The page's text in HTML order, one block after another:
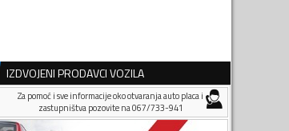
IZDVOJENI PRODAVCI VOZILA
Za pomoć i sve informacije oko otvaranja auto placa i
zastupništva pozovite na 067/733-941